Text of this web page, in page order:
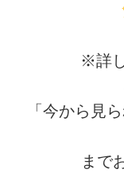
※詳し
「今から見
まで